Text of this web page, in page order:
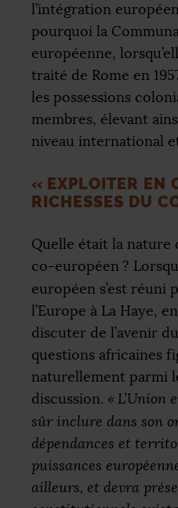
l’intégration
pourquoi la
européenne,
traité de Rome en
les possessions
membres, élevant
niveau international
« EXPLOITER EN
RICHESSES DU
Quelle était la nature
co-européen ?
européen s’est réuni
l’Europe à La Haye,
discuter de l’avenir
questions africaines
naturellement parmi
discussion. « L’Union
sûr inclure dans son
dépendances et
puissances
ailleurs, et devra